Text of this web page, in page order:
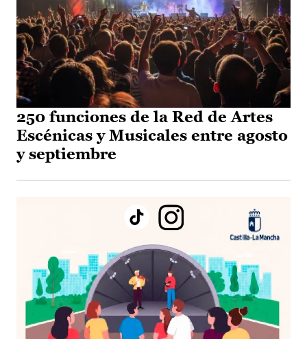
250 funciones de la Red de Artes
Escénicas y Musicales entre agosto
y septiembre